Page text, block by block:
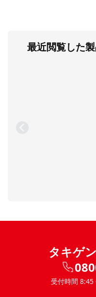
最近閲覧した
タキゲ
受付時間 8:45